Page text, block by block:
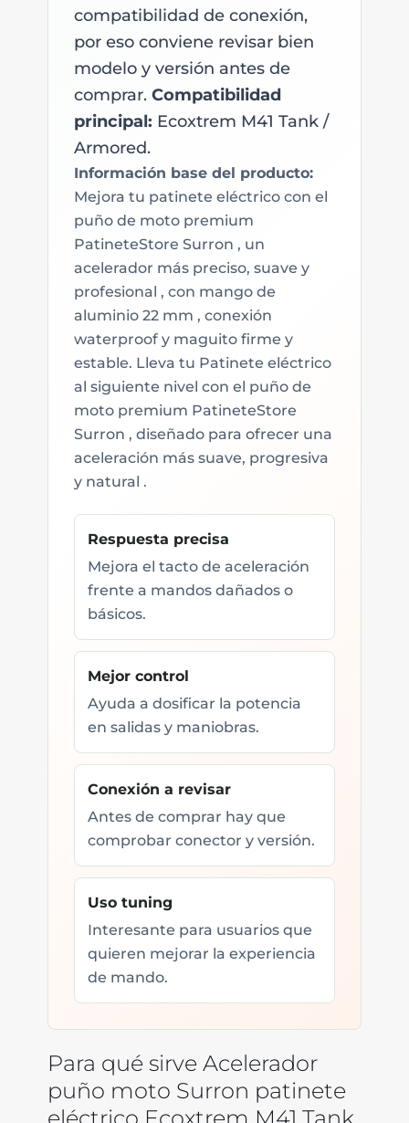
compatibilidad de conexión,
por eso conviene revisar bien
modelo y versión antes de
comprar. Compatibilidad
principal: Ecoxtrem M41 Tank /
Armored.
Información base del producto:
Mejora tu patinete eléctrico con el
puño de moto premium
PatineteStore Surron , un
acelerador más preciso, suave y
profesional , con mango de
aluminio 22 mm , conexión
waterproof y maguito firme y
estable. Lleva tu Patinete eléctrico
al siguiente nivel con el puño de
moto premium PatineteStore
Surron , diseñado para ofrecer una
aceleración más suave, progresiva
y natural .
Respuesta precisa
Mejora el tacto de aceleración
frente a mandos dañados o
básicos.
Mejor control
Ayuda a dosificar la potencia
en salidas y maniobras.
Conexión a revisar
Antes de comprar hay que
comprobar conector y versión.
Uso tuning
Interesante para usuarios que
quieren mejorar la experiencia
de mando.
Para qué sirve Acelerador
puño moto Surron patinete
eléctrico Ecoxtrem M41 Tank